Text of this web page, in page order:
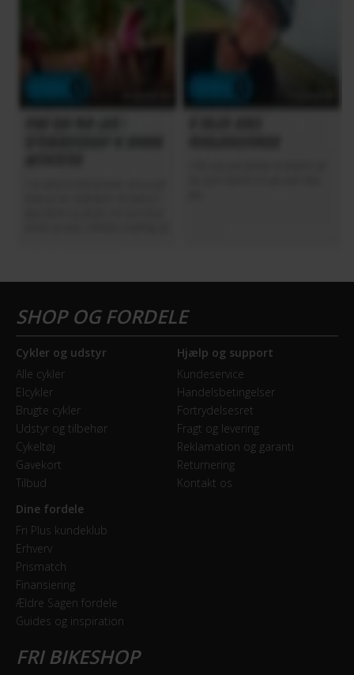
Cykler og udstyr
Alle cykler
Elcykler
Brugte cykler
Udstyr og tilbehør
Cykeltøj
Gavekort
Tilbud
Hjælp og support
Kundeservice
Handelsbetingelser
Fortrydelsesret
Fragt og levering
Reklamation og garanti
Returnering
Kontakt os
Dine fordele
Fri Plus kundeklub
Erhverv
Prismatch
Finansiering
Ældre Sagen fordele
Guides og inspiration